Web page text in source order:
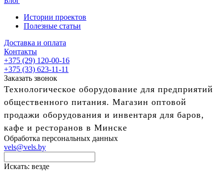
Истории проектов
Полезные статьи
Доставка и оплата
Контакты
+375 (29) 120-00-16
+375 (33) 623-11-11
Заказать звонок
Технологическое оборудование для предприятий
общественного питания. Магазин оптовой
продажи оборудования и инвентаря для баров,
кафе и ресторанов в Минске
Обработка персональных данных
vels@vels.by
Искать: везде